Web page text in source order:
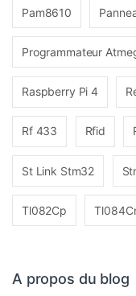
Pam8610
Programmateur
Raspberry Pi 4
Rf 433 Rfid
St Link Stm32
Tl082Cp
A propos du blog